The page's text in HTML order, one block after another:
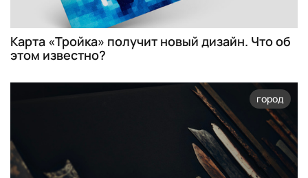
Карта «Тройка» получит новый дизайн. Что об
этом известно?
город